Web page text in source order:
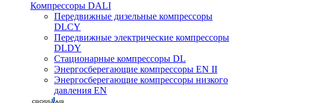
Компрессоры DALI
Передвижные дизельные компрессоры
DLCY
Передвижные электрические компрессоры
DLDY
Стационарные компрессоры DL
Энергосберегающие компрессоры EN II
Энергосберегающие компрессоры низкого
давления EN